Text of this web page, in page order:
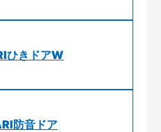
ひきドアW
防音ドア